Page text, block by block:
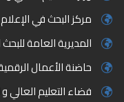
مركز البحث في
المديرية العامة
حاضنة الأعمال
فضاء التعليم العالي